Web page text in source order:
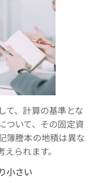
て、計算の基準とな
ついて、その固定資
簿謄本の地積は異な
られます。
小さい